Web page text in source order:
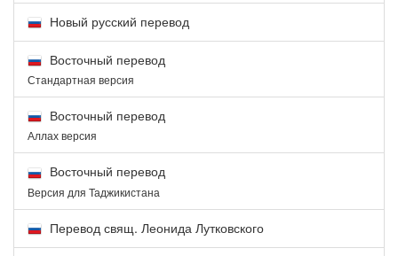
Новый русский перевод
Восточный перевод
Стандартная версия
Восточный перевод
Аллах версия
Восточный перевод
Версия для Таджикистана
Перевод свящ. Леонида Лутковского